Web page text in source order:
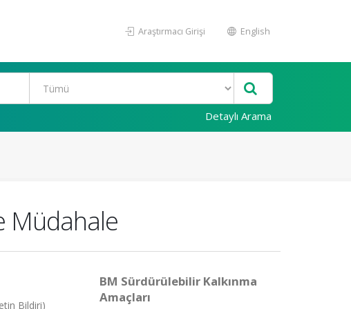
Araştırmacı Girişi English
Detaylı Arama
Müdahale
Bildiri)
BM Sürdürülebilir Kalkınma
Amaçları